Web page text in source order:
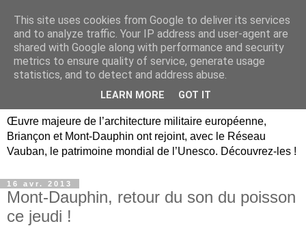
Briançon, Mont-Dauphin,
Vauban Unesco Hautes-
Œuvre majeure de l’architecture militaire européenne,
Briançon et Mont-Dauphin ont rejoint, avec le Réseau
Vauban, le patrimoine mondial de l’Unesco. Découvrez-les !
16 avr. 2013
Mont-Dauphin, retour du son du poisson
ce jeudi !
This site uses cookies from Google to deliver its services
and to analyze traffic. Your IP address and user-agent are
shared with Google along with performance and security
metrics to ensure quality of service, generate usage
statistics, and to detect and address abuse.
LEARN MORE GOT IT